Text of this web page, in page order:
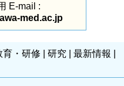
E-mail :
med.ac.jp
育・研修 研究 最新情報